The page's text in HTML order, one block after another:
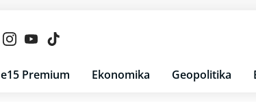
e15 Premium Ekonomika Geopolitika